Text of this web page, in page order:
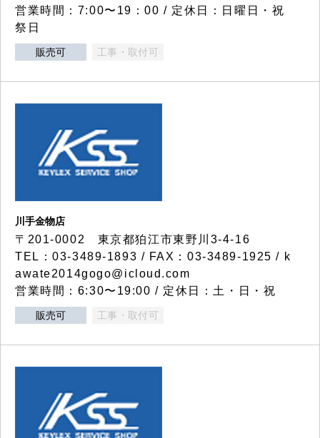
営業時間：7:00〜19：00 / 定休日：日曜日・祝
祭日
販売可 工事・取付可
川手金物店
〒201-0002 東京都狛江市東野川3-4-16
TEL：03-3489-1893 / FAX：03-3489-1925 / k
awate2014gogo@icloud.com
営業時間：6:30〜19:00 / 定休日：土・日・祝
販売可 工事・取付可